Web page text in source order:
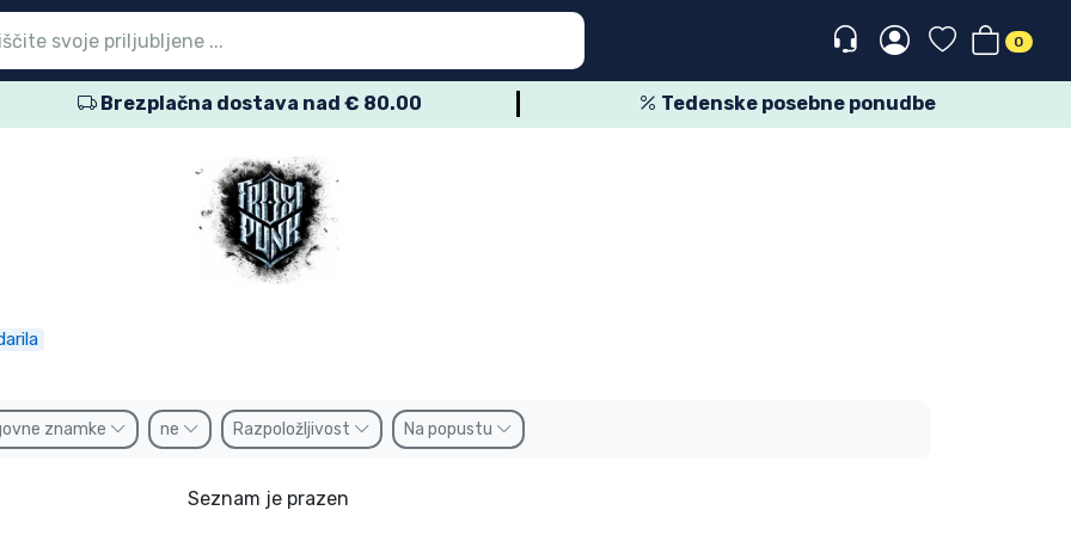
0
Brezplačna dostava nad € 80.00 Tedenske posebne ponudbe
znamke ne Razpoložljivost Na popustu
Seznam je prazen
meni
meni
meni
meni
meni
meni
meni
meni
meni